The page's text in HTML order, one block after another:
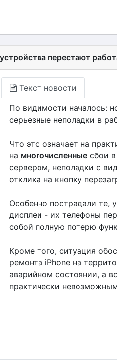
перестают
Текст новости
По видимости началось:
серьезные неполадки в
Что это означает на
на многочисленныесбои в
сервером, неполадки с
отклика на кнопку
Особенно пострадали те,
дисплеи - их телефоны
собой полную потерю
Кроме того, ситуация
ремонта iPhone на
аварийном состоянии, а
практически